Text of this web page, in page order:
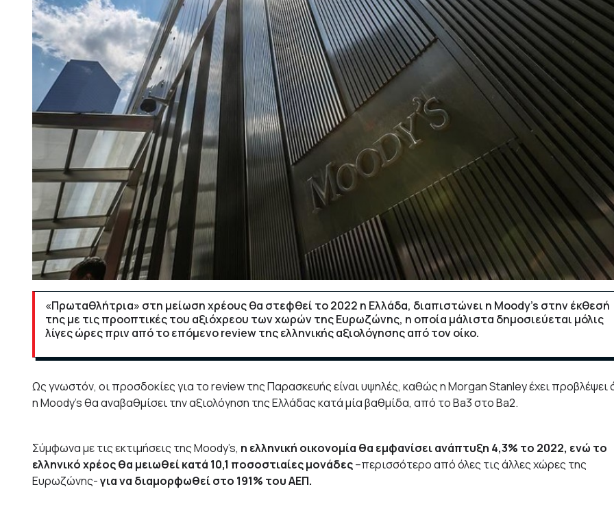
«Πρωταθλήτρια» στη μείωση χρέους θα στεφθεί το 2022 η Ελλάδα, διαπιστώνει η Moody’s στην έκθεσή
της με τις προοπτικές του αξιόχρεου των χωρών της Ευρωζώνης, η οποία μάλιστα δημοσιεύεται μόλις
λίγες ώρες πριν από το επόμενο review της ελληνικής αξιολόγησης από τον οίκο.
Ως γνωστόν, οι προσδοκίες για το review της Παρασκευής είναι υψηλές, καθώς η Morgan Stanley έχει προβλέψει
η Moody’s θα αναβαθμίσει την αξιολόγηση της Ελλάδας κατά μία βαθμίδα, από το Ba3 στο Ba2.
Σύμφωνα με τις εκτιμήσεις της Moody’s, η ελληνική οικονομία θα εμφανίσει ανάπτυξη 4,3% το 2022, ενώ το
ελληνικό χρέος θα μειωθεί κατά 10,1 ποσοστιαίες μονάδες–περισσότερο από όλες τις άλλες χώρες της
Ευρωζώνης-για να διαμορφωθεί στο 191% του ΑΕΠ.